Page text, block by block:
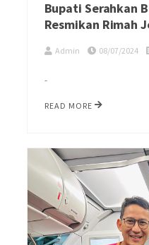
Bupati Serahkan
Resmikan Rimah
Admin 08/07/2024
-
READ MORE